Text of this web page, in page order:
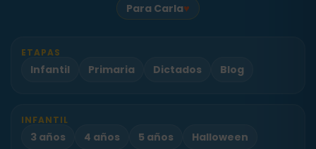
Para Carla♥
ETAPAS
Infantil Primaria Dictados Blog
INFANTIL
3 años 4 años 5 años
Halloween